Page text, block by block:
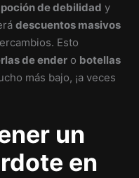
poción de debilidad y
descuentos masivos
Esto
de ender o botellas
más bajo, ¡a veces
un
en